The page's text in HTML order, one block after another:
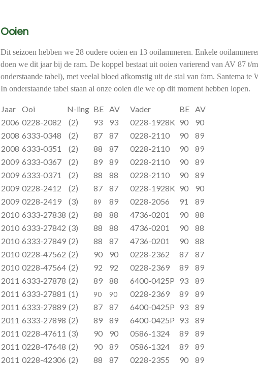
Ooien
Dit seizoen hebben we 28 oudere ooien en 13 ooilammeren. Enkele
doen we dit jaar bij de ram. De koppel bestaat uit ooien varierend van AV 87 t/
onderstaande tabel), met veelal bloed afkomstig uit de stal van fam. Santema te
In onderstaande tabel staan al onze ooien die we op dit moment hebben lopen.
Jaar Ooi N-ling BE AV Vader BE
AV
2006 0228-2082 (2) 93 93 0228-1928K 90
90
2008 6333-0348 (2) 87 87 0228-2110 90
89
2008 6333-0351 (2) 88 87 0228-2110 90
89
2009 6333-0367 (2) 89 89 0228-2110 90
89
2009 6333-0371 (2) 88 88 0228-2110 90
89
2009 0228-2412 (2) 87 87 0228-1928K 90
90
2009 0228-2419 (3) 89 89 0228-2056 91
89
2010 6333-27838 (2) 88 88 4736-0201 90
88
2010 6333-27842 (3) 88 88 4736-0201 90
88
2010 6333-27849 (2) 88 87 4736-0201 90
88
2010 0228-47562 (2) 90 90 0228-2362 87
87
2010 0228-47564 (2) 92 92 0228-2369 89
89
2011 6333-27878 (2) 89 88 6400-0425P 93
89
2011 6333-27881 (1) 90 90 0228-2369 89
89
2011 6333-27889 (2) 87 87 6400-0425P 93
89
2011 6333-27898 (2) 89 89 6400-0425P 93
89
2011 0228-47611 (3) 90 90 0586-1324 89
89
2011 0228-47648 (2) 90 89 0586-1324 89
89
2011 0228-42306 (2) 88 87 0228-2355 90
89